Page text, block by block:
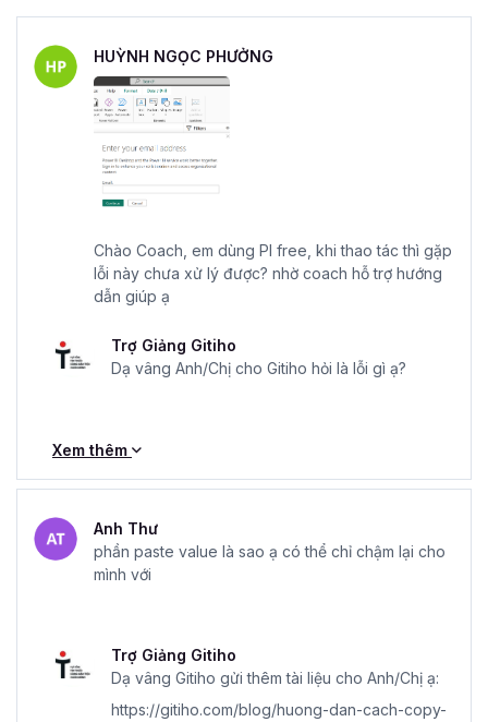
HUỲNH NGỌC PHƯỞNG
Chào Coach, em dùng PI free, khi thao tác thì gặp
lỗi này chưa xử lý được? nhờ coach hỗ trợ hướng
dẫn giúp ạ
Trợ Giảng Gitiho
Dạ vâng Anh/Chị cho Gitiho hỏi là lỗi gì ạ?
Xem thêm
Anh Thư
phần paste value là sao ạ có thể chỉ chậm lại cho
mình với
Trợ Giảng Gitiho
Dạ vâng Gitiho gửi thêm tài liệu cho Anh/Chị ạ:
https://gitiho.com/blog/huong-dan-cach-copy-